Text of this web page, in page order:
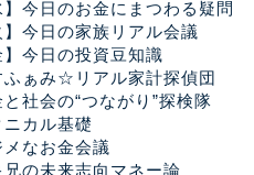
】今日のお金にまつわる疑問
】今日の家族リアル会議
】今日の投資豆知識
ふぁみ☆リアル家計探偵団
と社会の“つながり”探検隊
ニカル基礎
メなお金会議
兄の未来志向マネー論